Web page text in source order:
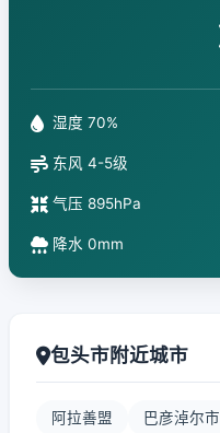
湿度 70%
东风 4-5级
气压 895hPa
降水 0mm
包头市附近城市
阿拉善盟 巴彦淖尔市